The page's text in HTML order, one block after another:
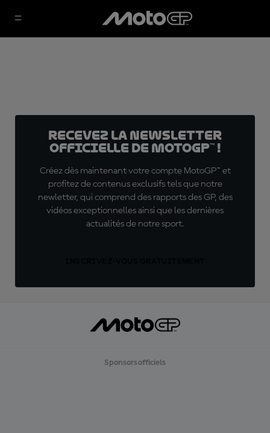
Recevez la Newsletter
officielle de MotoGP™ !
Créez dès maintenant votre compte MotoGP™ et
profitez de contenus exclusifs tels que notre
newletter, qui comprend des rapports des GP, des
vidéos exceptionnelles ainsi que les dernières
actualités de notre sport.
Sponsors officiels